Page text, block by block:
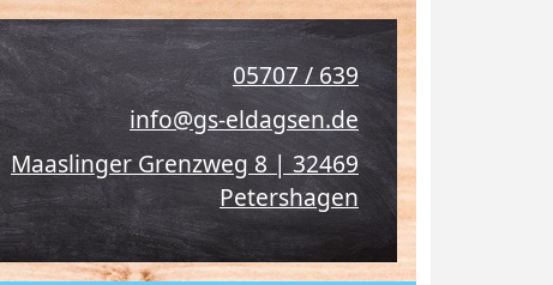
05707 / 639
info@gs-eldagsen.de
Maaslinger Grenzweg 8 | 32469
Petershagen